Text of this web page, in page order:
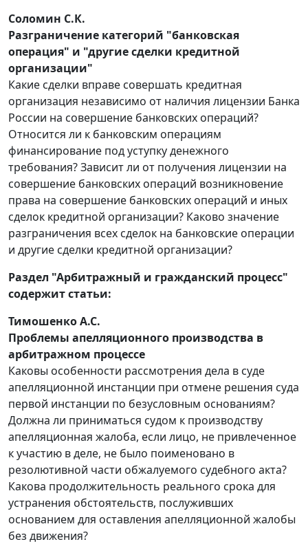
Соломин С.К.
Разграничение категорий "банковская
операция" и "другие сделки кредитной
организации"
Какие сделки вправе совершать кредитная
организация независимо от наличия лицензии Банка
России на совершение банковских операций?
Относится ли к банковским операциям
финансирование под уступку денежного
требования? Зависит ли от получения лицензии на
совершение банковских операций возникновение
права на совершение банковских операций и иных
сделок кредитной организации? Каково значение
разграничения всех сделок на банковские операции
и другие сделки кредитной организации?
Раздел "Арбитражный и гражданский процесс"
содержит статьи:
Тимошенко А.С.
Проблемы апелляционного производства в
арбитражном процессе
Каковы особенности рассмотрения дела в суде
апелляционной инстанции при отмене решения суда
первой инстанции по безусловным основаниям?
Должна ли приниматься судом к производству
апелляционная жалоба, если лицо, не привлеченное
к участию в деле, не было поименовано в
резолютивной части обжалуемого судебного акта?
Какова продолжительность реального срока для
устранения обстоятельств, послуживших
основанием для оставления апелляционной жалобы
без движения?